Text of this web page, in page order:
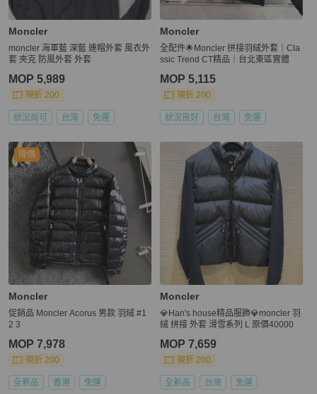
Moncler
moncler 海軍藍 深藍 連帽外套 風衣外
套 夾克 防風外套 外套
MOP 5,989
現折 200
狀況尚可 台灣 免運
Moncler
全配件🌟Moncler 拼接羽絨外套｜Cla
ssic Trend CT精品｜台北東區實體
MOP 5,115
現折 200
狀況良好 台灣 免運
降價
Moncler
促銷品 Moncler Acorus 男款 羽絨 #1
2 3
MOP 7,978
現折 200
全新品 香港 免運
Moncler
💎Han's house精品服飾💎moncler 羽
絨 拼接 外套 滑雪系列 L 原價40000
MOP 7,659
現折 200
全新品 台灣 免運